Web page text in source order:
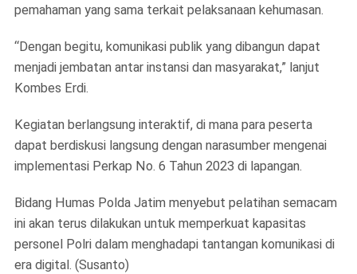
pemahaman yang sama terkait pelaksanaan kehumasan.
“Dengan begitu, komunikasi publik yang dibangun dapat
menjadi jembatan antar instansi dan masyarakat,” lanjut
Kombes Erdi.
Kegiatan berlangsung interaktif, di mana para peserta
dapat berdiskusi langsung dengan narasumber mengenai
implementasi Perkap No. 6 Tahun 2023 di lapangan.
Bidang Humas Polda Jatim menyebut pelatihan semacam
ini akan terus dilakukan untuk memperkuat kapasitas
personel Polri dalam menghadapi tantangan komunikasi di
era digital. (Susanto)